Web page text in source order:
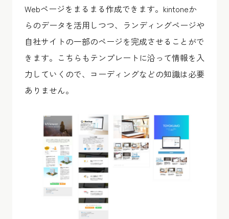
Webページをまるまる作成できます。kintoneか
らのデータを活用しつつ、ランディングページや
自社サイトの一部のページを完成させることがで
きます。こちらもテンプレートに沿って情報を入
力していくので、コーディングなどの知識は必要
ありません。